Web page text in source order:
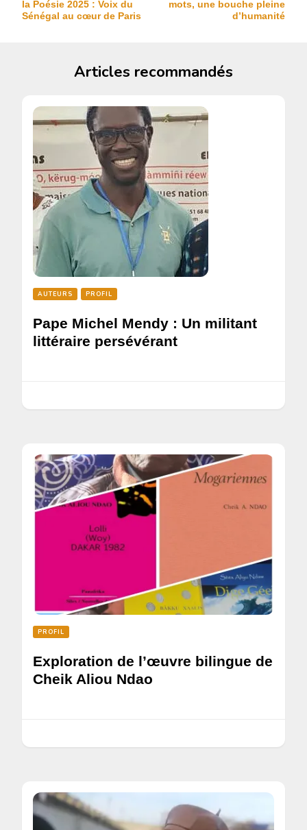
la Poésie 2025 : Voix du
Sénégal au cœur de Paris
mots, une bouche pleine
d’humanité
Articles recommandés
AUTEURS PROFIL
Pape Michel Mendy : Un militant
littéraire persévérant
PROFIL
Exploration de l’œuvre bilingue de
Cheik Aliou Ndao